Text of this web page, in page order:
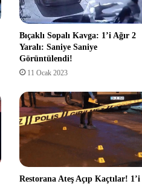
Bıçaklı Sopalı Kavga: 1’i Ağır 2
Yaralı: Saniye Saniye
Görüntülendi!
11 Ocak 2023
Restorana Ateş Açıp Kaçtılar! 1’i